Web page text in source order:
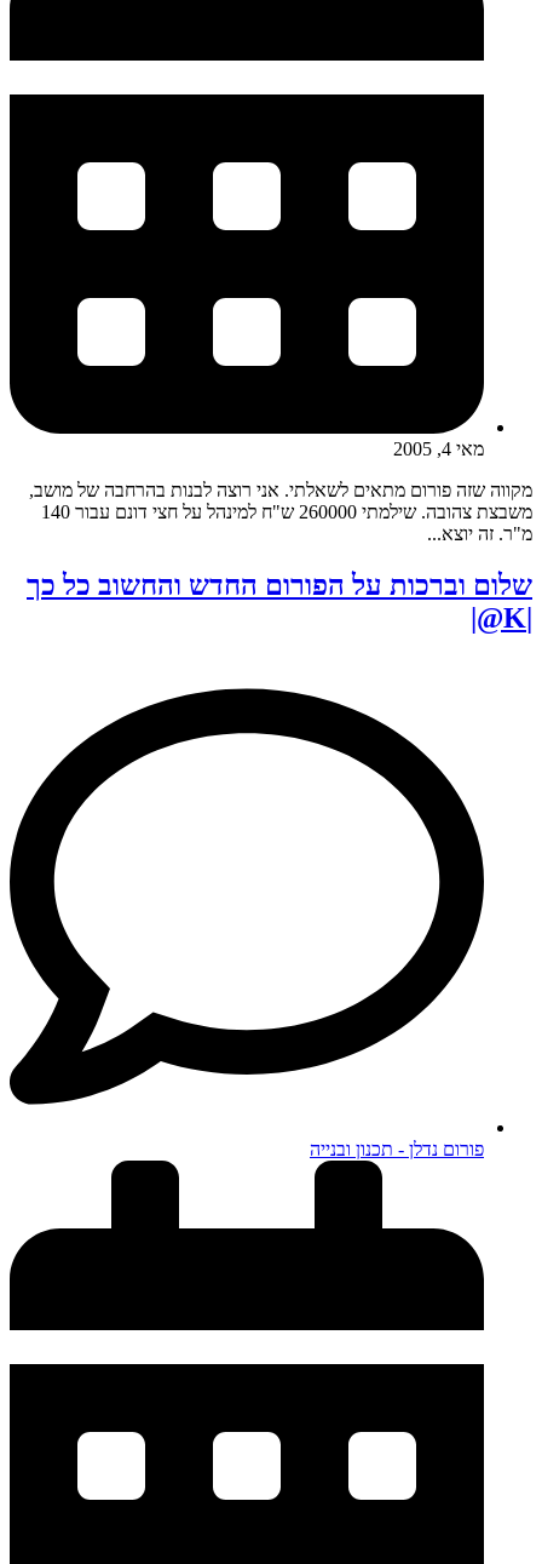
מאי 4, 2005
מקווה שזה פורום מתאים לשאלתי. אני רוצה לבנות בהרחבה של מושב,
משבצת צהובה. שילמתי 260000 ש"ח למינהל על חצי דונם עבור 140
מ"ר. זה יוצא...
שלום וברכות על הפורום החדש והחשוב כל כך
|K@|
פורום נדלן - תכנון ובנייה